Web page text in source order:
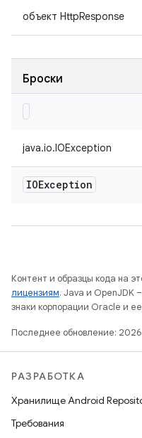
объект HttpResponse
Броски
java.io.IOException
IOException
Контент и образцы кода на
лицензиям. Java и OpenJDK
знаки корпорации Oracle и
Последнее обновление:
РАЗРАБОТКА
Хранилище Android
Требования